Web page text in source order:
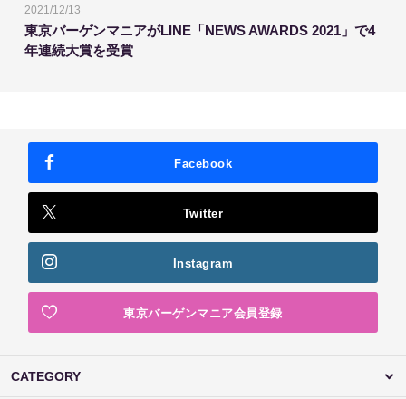
2021/12/13
東京バーゲンマニアがLINE「NEWS AWARDS 2021」で4
年連続大賞を受賞
Facebook
Twitter
Instagram
東京バーゲンマニア会員登録
CATEGORY